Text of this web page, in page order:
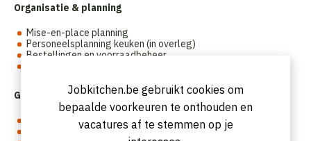
Organisatie & planning
Mise-en-place planning
Personeelsplanning keuken (in overleg)
Bestellingen en voorraadbeheer
Groei & continuïteit
Mee implementeren van menu-updates
Opleiden en begeleiden van (nieuwe) medewerkers
Jobkitchen.be gebruikt cookies om
bepaalde voorkeuren te onthouden en
vacatures af te stemmen op je